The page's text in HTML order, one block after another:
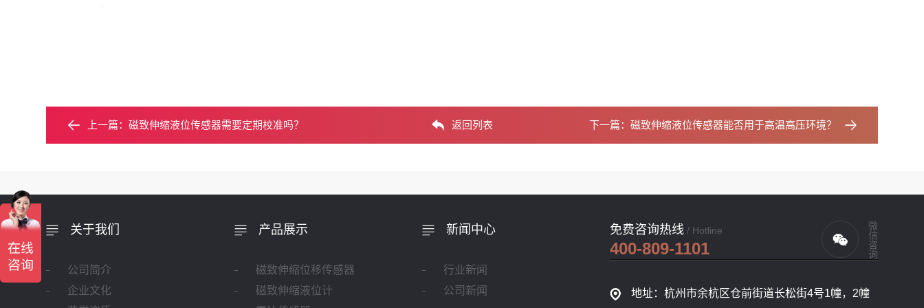
上一篇：磁致伸缩液位传感器需要定期校准吗？ 返回列表 下一篇： 磁致伸缩液位传感器能否用于高温高压环境？
免费咨询热线 / Hotline
400-809-1101 微信咨询
地址：杭州市余杭区仓前街道长松街4号1幢，2幢
关于我们
公司简介
企业文化
产品展示
磁致伸缩位移传感器
磁致伸缩液位计
新闻中心
行业新闻
公司新闻